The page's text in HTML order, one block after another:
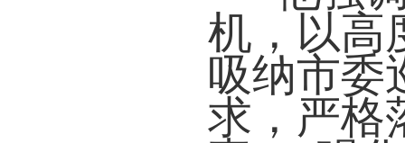
机，以高
吸纳市委
求，严格